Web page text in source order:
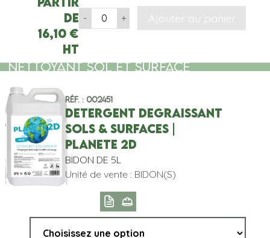
de
16,10 €
HT
- + Ajouter au panier
NETTOYANT SOL ET SURFACE
Réf. : 002451
DETERGENT DEGRAISSANT
SOLS & SURFACES |
PLANETE 2D
BIDON DE 5L
Unité de vente : BIDON(S)